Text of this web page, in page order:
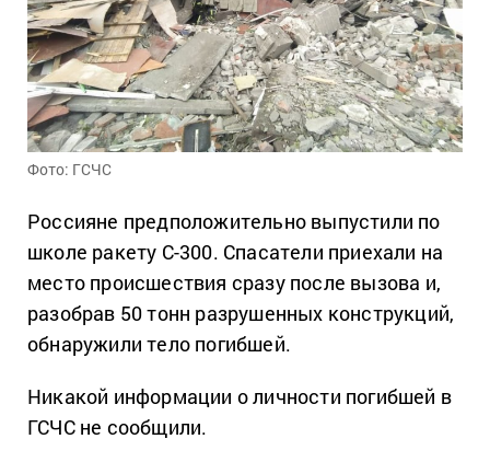
Фото: ГСЧС
Россияне предположительно выпустили по
школе ракету С-300. Спасатели приехали на
место происшествия сразу после вызова и,
разобрав 50 тонн разрушенных конструкций,
обнаружили тело погибшей.
Никакой информации о личности погибшей в
ГСЧС не сообщили.